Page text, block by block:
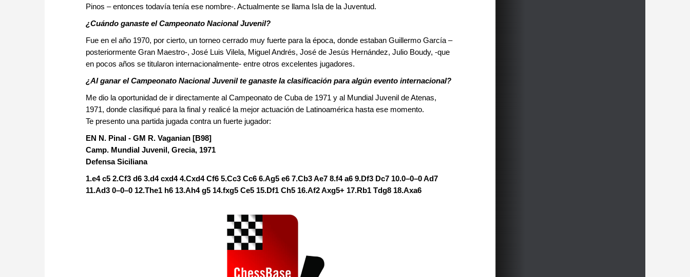
Pinos – entonces todavía tenía ese nombre-. Actualmente se llama Isla de la Juventud.
¿Cuándo ganaste el Campeonato Nacional Juvenil?
Fue en el año 1970, por cierto, un torneo cerrado muy fuerte para la época, donde estaban Guillermo García –
posteriormente Gran Maestro-, José Luis Vilela, Miguel Andrés, José de Jesús Hernández, Julio Boudy, -que
en pocos años se titularon internacionalmente- entre otros excelentes jugadores.
¿Al ganar el Campeonato Nacional Juvenil te ganaste la clasificación para algún evento internacional?
Me dio la oportunidad de ir directamente al Campeonato de Cuba de 1971 y al Mundial Juvenil de Atenas,
1971, donde clasifiqué para la final y realicé la mejor actuación de Latinoamérica hasta ese momento.
Te presento una partida jugada contra un fuerte jugador:
EN N. Pinal - GM R. Vaganian [B98]
Camp. Mundial Juvenil, Grecia, 1971
Defensa Siciliana
1.e4 c5 2.Cf3 d6 3.d4 cxd4 4.Cxd4 Cf6 5.Cc3 Cc6 6.Ag5 e6 7.Cb3 Ae7 8.f4 a6 9.Df3 Dc7 10.0–0–0 Ad7
11.Ad3 0–0–0 12.The1 h6 13.Ah4 g5 14.fxg5 Ce5 15.Df1 Ch5 16.Af2 Axg5+ 17.Rb1 Tdg8 18.Axa6